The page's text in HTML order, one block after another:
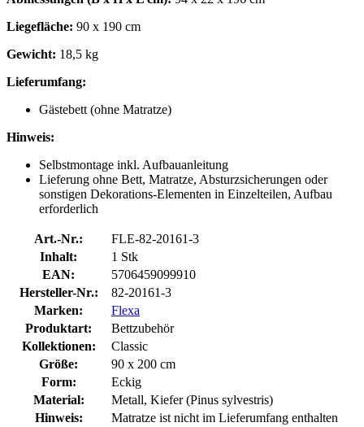
Liegefläche: 90 x 190 cm
Gewicht: 18,5 kg
Lieferumfang:
Gästebett (ohne Matratze)
Hinweis:
Selbstmontage inkl. Aufbauanleitung
Lieferung ohne Bett, Matratze, Absturzsicherungen oder
sonstigen Dekorations-Elementen in Einzelteilen, Aufbau
erforderlich
Art.-Nr.:
FLE-82-20161-3
Inhalt:
1 Stk
EAN:
5706459099910
Hersteller-Nr.:
82-20161-3
Marken:
Flexa
Produktart:
Bettzubehör
Kollektionen:
Classic
Größe:
90 x 200 cm
Form:
Eckig
Material:
Metall, Kiefer (Pinus sylvestris)
Hinweis:
Matratze ist nicht im Lieferumfang enthalten